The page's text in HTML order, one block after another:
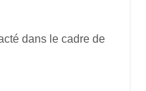
dans le cadre de